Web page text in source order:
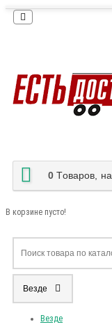
0 Tоваров, на
В корзине пусто!
Везде
Везде